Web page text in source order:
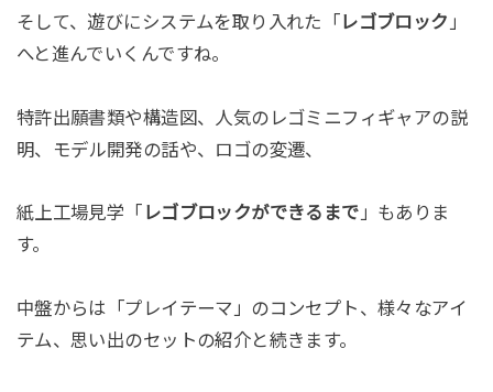
そして、遊びにシステムを取り入れた「レゴブロック 」
へと進んでいくんですね。
特許出願書類や構造図、人気のレゴミニフィギャアの説
明、モデル開発の話や、ロゴの変遷、
紙上工場見学「 レゴブロックができるまで 」もありま
す。
中盤からは「プレイテーマ」のコンセプト、様々なアイ
テム、思い出のセットの紹介と続きます。